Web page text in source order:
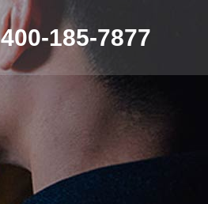
400-185-7877